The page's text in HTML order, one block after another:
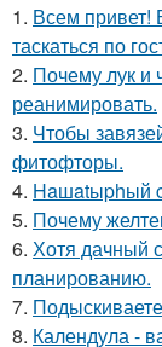
1. Всем привет!
таскаться по
2. Почему лук и
реанимировать.
3. Чтобы
фитофторы.
4. Haшatыphый
5. Почему
6. Хотя дачный
планированию.
7.
8. Календула -